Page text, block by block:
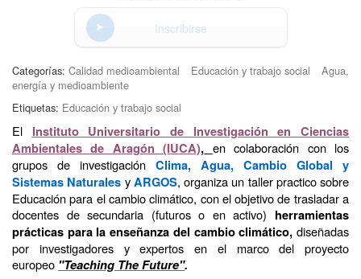
Inscribirse
Categorías: Calidad medioambiental Educación y trabajo social
Agua,
energía y medioambiente
Etiquetas: Educación y trabajo social
El Instituto Universitario de Investigación en Ciencias
Ambientales de Aragón (IUCA), en colaboración con los
grupos de investigación Clima, Agua, Cambio Global y
Sistemas Naturales yARGOS, organiza un taller practico sobre
Educación para el cambio climático, con el objetivo de trasladar a
docentes de secundaria (futuros o en activo) herramientas
prácticas para la enseñanza del cambio climático, diseñadas
por investigadores y expertos en el marco del proyecto
europeo "Teaching The Future".